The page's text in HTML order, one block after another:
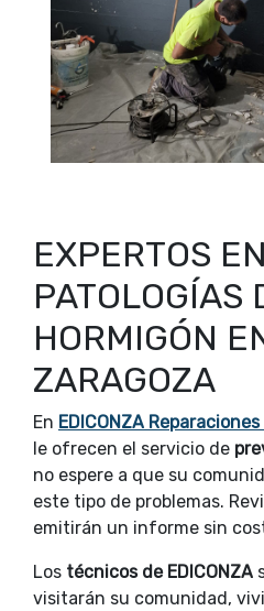
EXPERTOS EN
PATOLOGÍAS
HORMIGÓN
ZARAGOZA
En EDICONZA
le ofrecen el servicio de
no espere a que su
este tipo de problemas.
emitirán un informe sin
Los técnicos de EDICONZA
visitarán su comunidad,